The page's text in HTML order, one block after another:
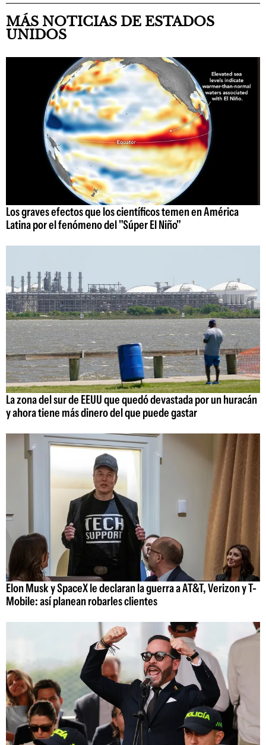
MÁS NOTICIAS DE ESTADOS
UNIDOS
Los graves efectos que los científicos temen en América
Latina por el fenómeno del "Súper El Niño"
La zona del sur de EEUU que quedó devastada por un huracán
y ahora tiene más dinero del que puede gastar
Elon Musk y SpaceX le declaran la guerra a AT&T, Verizon y T-
Mobile: así planean robarles clientes